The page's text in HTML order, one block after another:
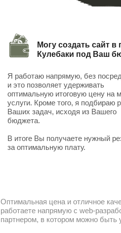
Могу создать сайт в
Кулебаки под Ваш
Я работаю напрямую, без
и это позволяет удерживать
оптимальную итоговую цену на
услуги. Кроме того, я подбираю
Ваших задач, исходя из Вашего
бюджета.
В итоге Вы получаете нужный
за оптимальную плату.
Оптимальная цена и отличное
работаете напрямую с web-
партнером, в котором можно быть